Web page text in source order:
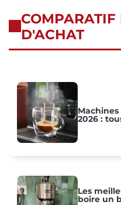
COMPARATIF
D'ACHAT
2026 :
Les
boire un